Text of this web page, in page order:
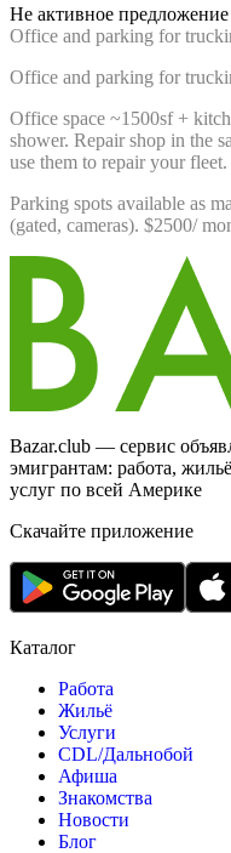
Не активное предложение
Office and parking for
Office and parking for
Office space ~1500sf +
shower. Repair shop in the
use them to repair your
Parking spots available as
(gated, cameras). $2500/
Bazar.club — сервис
эмигрантам: работа,
услуг по всей Америке
Скачайте приложение
Каталог
Работа
Жильё
Услуги
CDL/Дальнобой
Афиша
Знакомства
Новости
Блог